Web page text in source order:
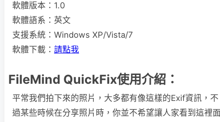
軟體版本：1.0
軟體語系：英文
支援系統：Windows XP/Vista/7
軟體下載： 請點我
FileMind QuickFix使用介紹：
平常我們拍下來的照片，大多都有像這樣的Exif資訊，不
過某些時候在分享照片時，你並不希望讓人家看到這裡